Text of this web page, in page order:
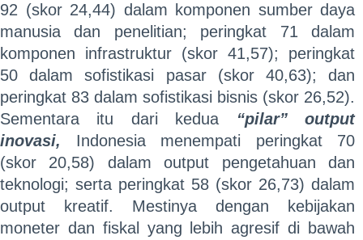
92 (skor 24,44) dalam komponen sumber daya
manusia dan penelitian; peringkat 71 dalam
komponen infrastruktur (skor 41,57); peringkat
50 dalam sofistikasi pasar (skor 40,63); dan
peringkat 83 dalam sofistikasi bisnis (skor 26,52).
Sementara itu dari kedua
“pilar”
output
inovasi, Indonesia menempati peringkat 70
(skor 20,58) dalam output pengetahuan dan
teknologi; serta peringkat 58 (skor 26,73) dalam
output kreatif. Mestinya dengan kebijakan
moneter dan fiskal yang lebih agresif di bawah